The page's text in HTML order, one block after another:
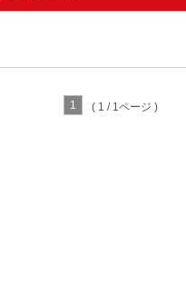
1 ( 1 / 1ページ )